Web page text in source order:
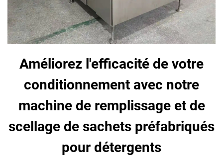
Améliorez l'efficacité de votre
conditionnement avec notre
machine de remplissage et de
scellage de sachets préfabriqués
pour détergents